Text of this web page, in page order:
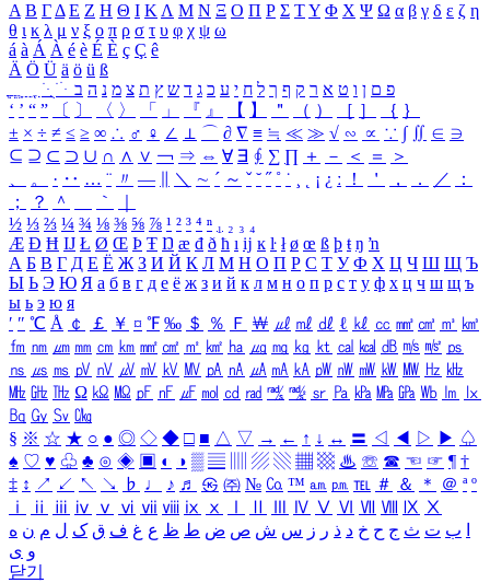
Α Β ΓΔ Ε Ζ Η Θ Ι ΚΛ Μ Ν Ξ Ο Π Ρ Σ ΤΥ Φ Χ Ψ Ω α β γ δ ε ζ η
θ ι κ λ μ ν ξ ο π ρ σ τ υ φ χ ψ ω
á à Á À é è É È ç Ç ê
Ä Ö Ü ä ö ü ß
ִֶֹ ֻּ ׁׂ פ ם ן ו ט א ר ק ף ך ל ח י ע כ ג ד ש ץ ת צ מ נ ה ב
‘ ’ “ ” 〔 〕 〈 〉 「 」 『 』 【 】 ＂ （ ） ［ ］ ｛ ｝
± × ÷ ≠ ≤ ≥ ∞ ∴ ♂ ♀ ∠ ⊥ ⌒ ∂ ∇ ≡ ≒ ≪ ≫ √ ∽ ∝ ∵ ∫ ∬ ∈ ∋
⊆ ⊇ ⊂ ⊃ ∪ ∩ ∧ ∨ ￢ ⇒ ⇔ ∀ ∃ ∮ ∑ ∏ ＋ － ＜ ＝
＞
、
。 · ‥ … ¨ 〃 ― ＼ ∼ ´ ～ ˇ ˘ ˝ ˚ ˙ ¸ ¡ ¿ ː ！ ＇ ， ． ／
：
；
？ ＾ ｀
½ ⅓ ⅔ ¼ ¾ ⅛ ⅜ ⅝ ⅞ ¹ ² ³ ⁴ ⁿ ₁ ₂ ₃ ₄
Æ Ð Ħ Ĳ Ł Ø Œ Þ Ŧ Ŋ æ đ ð ħ ı ĳ ĸ ŀ ł ø œ ß þ ŧ ŋ ŉ
А Б В Г Д Е Ё Ж З И Й К Л М Н О П Р С Т У Ф Х Ц Ч Ш Щ Ъ
Ы Ь Э Ю Я а б в г д е ё ж з и й к л м н о п р с т у ф х ц ч ш щ ъ
ы ь э ю я
′ ″ ℃ Å ￠ ￡ ￥ ¤ ℉ ‰ ＄ ％ Ｆ ￦ ㎕ ㎖ ㎗ ℓ ㎘ ㏄ ㎣ ㎤ ㎥ ㎦
㎙ ㎚ ㎛ ㎜ ㎝ ㎞ ㎟ ㎠ ㎡ ㎢ ㏊ ㎍ ㎎ ㎏ ㏏ ㎈ ㎉ ㏈ ㎧ ㎨ ㎰
㎱ ㎲ ㎳ ㎴ ㎵ ㎶ ㎷ ㎸ ㎹ ㎀ ㎁ ㎂ ㎃ ㎄ ㎺ ㎻ ㎽ ㎾ ㎿ ㎐ ㎑
㎒ ㎓ ㎔ Ω ㏀ ㏁ ㎊ ㎋ ㎌ ㏖ ㏅ ㎭ ㎮ ㎯ ㏛ ㎩ ㎪ ㎫ ㎬ ㏝ ㏐
㏓
㏃ ㏉ ㏜ ㏆
§ ※ ☆ ★ ○ ● ◎ ◇ ◆ □ ■ △ ▽ → ← ↑ ↓ ↔ 〓 ◁ ◀ ▷ ▶ ♤
♠ ♡ ♥ ♧ ♣ ⊙ ◈ ▣ ◐ ◑ ▒ ▤ ▨ ▧ ▦ ▩ ♨ ☏ ☎ ☜ ☞ ¶ †
‡ ↕ ↗ ↙ ↖ ↘ ♭ ♩ ♪ ♬ ㉿ ㈜ № ㏇ ™ ㏂ ㏘ ℡ ＃ ＆ ＊ ＠ ª º
ⅰ
ⅱ ⅲ ⅳ ⅴ ⅵ ⅶ ⅷ ⅸ ⅹ Ⅳ Ⅴ Ⅵ Ⅶ Ⅷ Ⅸ Ⅹ
ب ت ث ج ح خ د ذ ر ز س ش ص ض ط ظ ع غ ف ق ک ل م ن ه
و ی
닫기